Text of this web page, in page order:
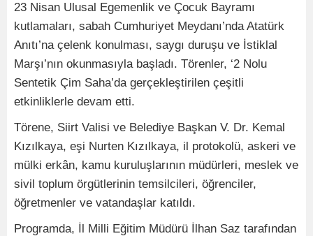
23 Nisan Ulusal Egemenlik ve Çocuk Bayramı
kutlamaları, sabah Cumhuriyet Meydanı’nda Atatürk
Anıtı’na çelenk konulması, saygı duruşu ve İstiklal
Marşı’nın okunmasıyla başladı. Törenler, ‘2 Nolu
Sentetik Çim Saha’da gerçekleştirilen çeşitli
etkinliklerle devam etti.
Törene, Siirt Valisi ve Belediye Başkan V. Dr. Kemal
Kızılkaya, eşi Nurten Kızılkaya, il protokolü, askeri ve
mülki erkân, kamu kuruluşlarının müdürleri, meslek ve
sivil toplum örgütlerinin temsilcileri, öğrenciler,
öğretmenler ve vatandaşlar katıldı.
Programda, İl Milli Eğitim Müdürü İlhan Saz tarafından